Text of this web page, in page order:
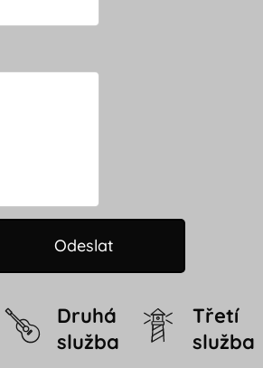
Odeslat
Druhá
služba
Třetí
služba